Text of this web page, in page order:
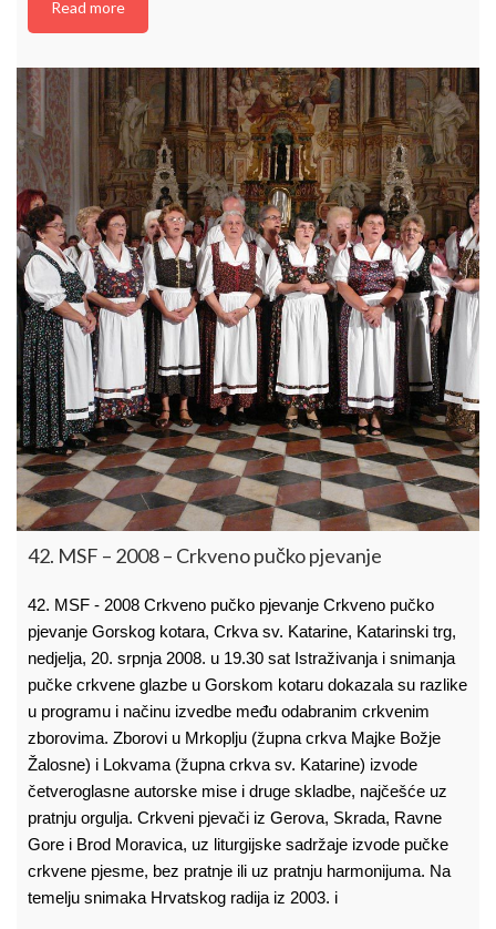
Read more
42. MSF – 2008 – Crkveno pučko pjevanje
42. MSF - 2008 Crkveno pučko pjevanje Crkveno pučko
pjevanje Gorskog kotara, Crkva sv. Katarine, Katarinski trg,
nedjelja, 20. srpnja 2008. u 19.30 sat Istraživanja i snimanja
pučke crkvene glazbe u Gorskom kotaru dokazala su razlike
u programu i načinu izvedbe među odabranim crkvenim
zborovima. Zborovi u Mrkoplju (župna crkva Majke Božje
Žalosne) i Lokvama (župna crkva sv. Katarine) izvode
četveroglasne autorske mise i druge skladbe, najčešće uz
pratnju orgulja. Crkveni pjevači iz Gerova, Skrada, Ravne
Gore i Brod Moravica, uz liturgijske sadržaje izvode pučke
crkvene pjesme, bez pratnje ili uz pratnju harmonijuma. Na
temelju snimaka Hrvatskog radija iz 2003. i